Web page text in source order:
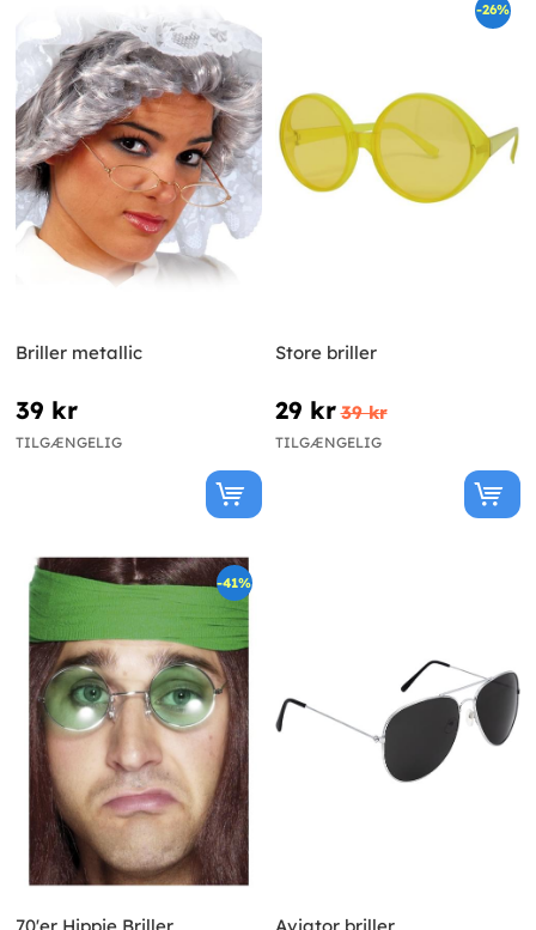
Briller metallic
39 kr
TILGÆNGELIG
-26%
Store briller
29 kr 39 kr
TILGÆNGELIG
-41%